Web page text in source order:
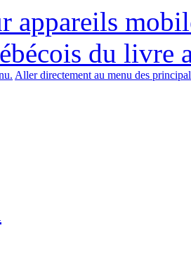
appareils
du livre
Aller directement au menu des